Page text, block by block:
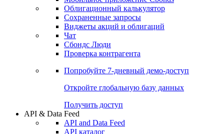
Портфель
Watchlist
Надстройка XLS
Мобильное приложение Cbonds
Облигационный калькулятор
Сохраненные запросы
Чат
Проверка контрагента
Попробуйте7-дневный
Откройте глобальную базу данных